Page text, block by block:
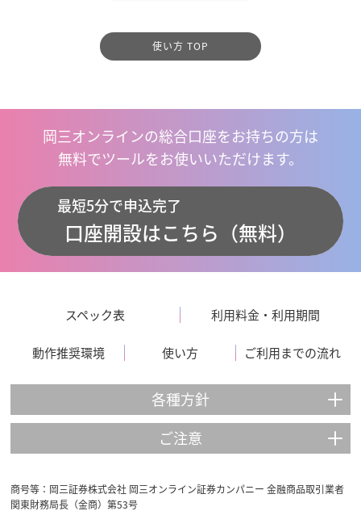
使い方 TOP
岡三オンラインの総合口座をお持ちの方は
無料でツールをお使いいただけます。
最短5分で申込完了
口座開設はこちら（無料）
スペック表 利用料金・利用期間
動作推奨環境 使い方 ご利用までの流れ
各種方針
ご注意
商号等：岡三証券株式会社 岡三オンライン証券カンパニー 金融商品取引業者
関東財務局長（金商）第53号